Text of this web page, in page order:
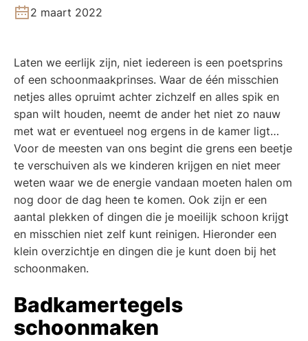
2 maart 2022
Laten we eerlijk zijn, niet iedereen is een poetsprins
of een schoonmaakprinses. Waar de één misschien
netjes alles opruimt achter zichzelf en alles spik en
span wilt houden, neemt de ander het niet zo nauw
met wat er eventueel nog ergens in de kamer ligt…
Voor de meesten van ons begint die grens een beetje
te verschuiven als we kinderen krijgen en niet meer
weten waar we de energie vandaan moeten halen om
nog door de dag heen te komen. Ook zijn er een
aantal plekken of dingen die je moeilijk schoon krijgt
en misschien niet zelf kunt reinigen. Hieronder een
klein overzichtje en dingen die je kunt doen bij het
schoonmaken.
Badkamertegels
schoonmaken